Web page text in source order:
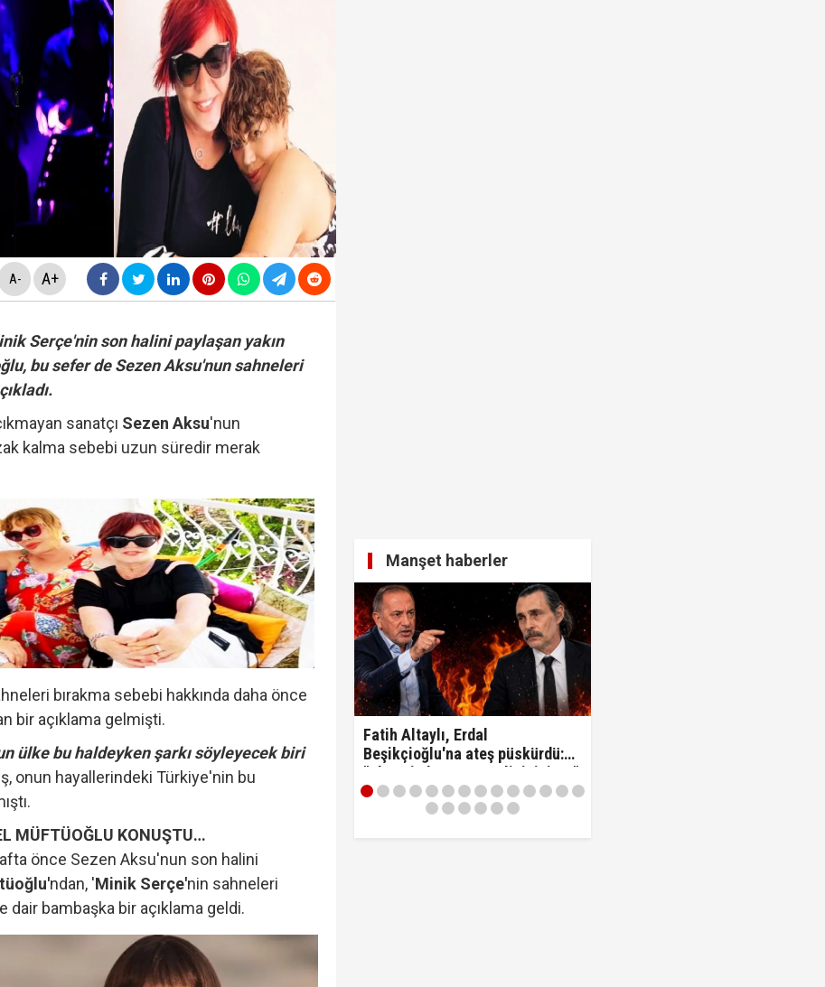
bildirdi... Mohamed Salah'ta mutlu son!
"yolsuzluk" soruşturması... Veli Ağbaba'nın ağabeyi Hür Ağbaba gözaltında!
yeni skandal... Telefonundan mide bulandıran yazışmalar ve görseller çıktı!
Hür Ağbaba tutuklandı...
A- A+
Serçe'nin son halini paylaşan yakın
bu sefer de Sezen Aksu'nun sahneleri
sanatçı Sezen Aksu'nun
kalma sebebi uzun süredir merak
bırakma sebebi hakkında daha önce
bir açıklama gelmişti.
ülke bu haldeyken şarkı söyleyecek biri
onun hayallerindeki Türkiye'nin bu
MÜFTÜOĞLU KONUŞTU…
önce Sezen Aksu'nun son halini
ndan, 'Minik Serçe'nin sahneleri
dair bambaşka bir açıklama geldi.
Manşet haberler
Fatih Altaylı, Erdal
Beşikçioğlu'na ateş püskürdü:
"Ulan siz kamu görevlisisiniz..!"